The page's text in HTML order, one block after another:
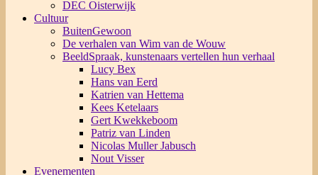
DEC Oisterwijk
Cultuur
BuitenGewoon
De verhalen van Wim van de Wouw
BeeldSpraak, kunstenaars vertellen hun verhaal
Lucy Bex
Hans van Eerd
Katrien van Hettema
Kees Ketelaars
Gert Kwekkeboom
Patriz van Linden
Nicolas Muller Jabusch
Nout Visser
Evenementen